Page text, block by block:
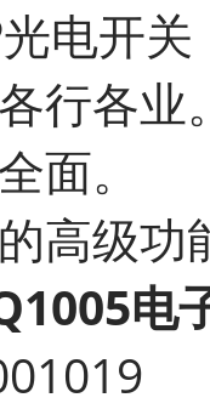
电开关
行各业
面。
高级功
电